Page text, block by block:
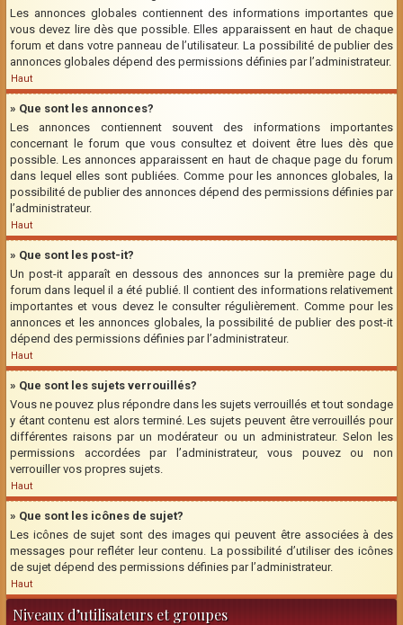
Les annonces globales contiennent des informations importantes que
vous devez lire dès que possible. Elles apparaissent en haut de chaque
forum et dans votre panneau de l’utilisateur. La possibilité de publier des
annonces globales dépend des permissions définies par l’administrateur.
Haut
» Que sont les annonces?
Les annonces contiennent souvent des informations importantes
concernant le forum que vous consultez et doivent être lues dès que
possible. Les annonces apparaissent en haut de chaque page du forum
dans lequel elles sont publiées. Comme pour les annonces globales, la
possibilité de publier des annonces dépend des permissions définies par
l’administrateur.
Haut
» Que sont les post-it?
Un post-it apparaît en dessous des annonces sur la première page du
forum dans lequel il a été publié. Il contient des informations relativement
importantes et vous devez le consulter régulièrement. Comme pour les
annonces et les annonces globales, la possibilité de publier des post-it
dépend des permissions définies par l’administrateur.
Haut
» Que sont les sujets verrouillés?
Vous ne pouvez plus répondre dans les sujets verrouillés et tout sondage
y étant contenu est alors terminé. Les sujets peuvent être verrouillés pour
différentes raisons par un modérateur ou un administrateur. Selon les
permissions accordées par l’administrateur, vous pouvez ou non
verrouiller vos propres sujets.
Haut
» Que sont les icônes de sujet?
Les icônes de sujet sont des images qui peuvent être associées à des
messages pour refléter leur contenu. La possibilité d’utiliser des icônes
de sujet dépend des permissions définies par l’administrateur.
Haut
Niveaux d’utilisateurs et groupes